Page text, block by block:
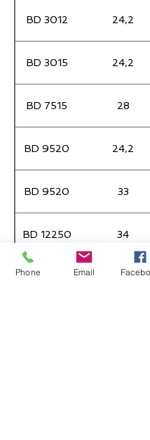
BD 3012 24,2
BD 3015 24,2
BD 7515 28
BD 9520 24,2
BD 9520 33
BD 12250 34
Phone Email